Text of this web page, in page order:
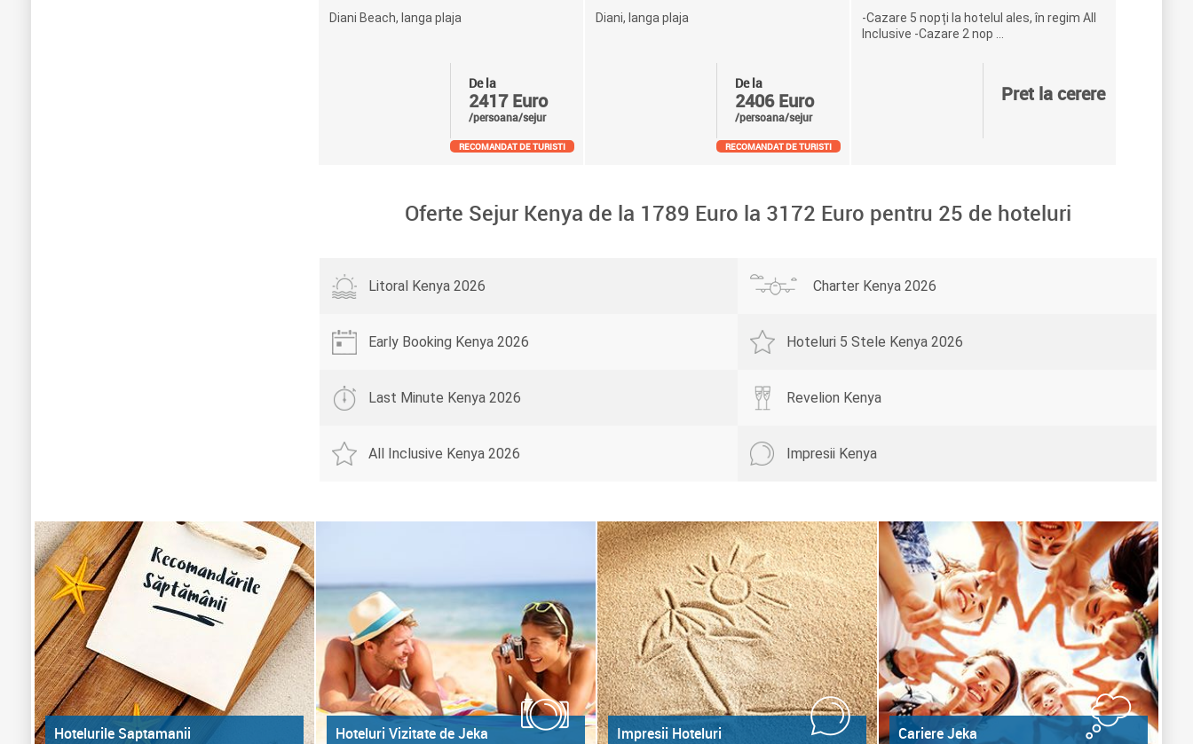
Diani Beach, langa plaja
De la
2417 Euro
/persoana/sejur
RECOMANDAT DE TURISTI
Diani, langa plaja
De la
2406 Euro
/persoana/sejur
RECOMANDAT DE TURISTI
-Cazare 5 nopți la hotelul ales, în regim All
Inclusive -Cazare 2 nop ...
Pret la cerere
Oferte Sejur Kenya de la 1789 Euro la 3172 Euro pentru 25 de hoteluri
Litoral Kenya 2026 Charter Kenya 2026
Early Booking Kenya 2026 Hoteluri 5 Stele Kenya 2026
Last Minute Kenya 2026 Revelion Kenya
All Inclusive Kenya 2026 Impresii Kenya
Hotelurile Saptamanii Hoteluri Vizitate de Jeka Impresii Hoteluri Cariere Jeka